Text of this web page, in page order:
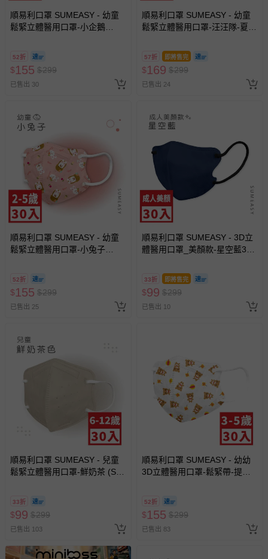
順易利口罩 SUMEASY - 幼童
鬆緊立體醫用口罩-小企鵝
3-5歲適用)-30入
52折
$155 $299
已售出 30
順易利口罩 SUMEASY - 幼童
鬆緊立體醫用口罩-汪汪隊-夏日
5%，3-5歲適用)-30入
57折 即將售完
$169 $299
已售出 24
順易利口罩 SUMEASY - 幼童
鬆緊立體醫用口罩-小兔子
3-5歲適用)-30入
52折
$155 $299
已售出 25
順易利口罩 SUMEASY - 3D立
體醫用口罩_美顏款-星空藍30
5% (M)。)
33折 即將售完
$99 $299
已售出 10
順易利口罩 SUMEASY - 兒童
鬆緊立體醫用口罩-鮮奶茶 (S，
用)-30入
33折
$99 $299
已售出 103
順易利口罩 SUMEASY - 幼幼
3D立體醫用口罩-鬆緊帶-提姆
歲適用)-30入
52折
$155 $299
已售出 83